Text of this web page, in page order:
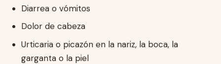
Diarrea o vómitos
Dolor de cabeza
Urticaria o picazón en la nariz, la boca, la
garganta o la piel